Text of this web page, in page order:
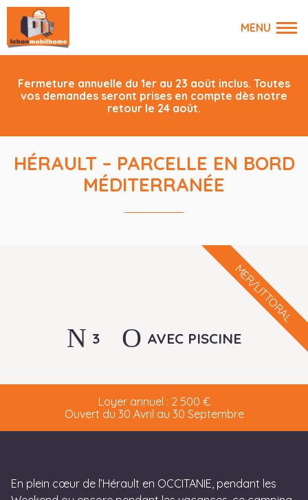
Fermeture annuelle du 1er au 23 août inclus. Toutes
vos demandes seront prises en compte dès notre
retour le 24 août.
HÉRAULT – PARCELLE EN BORD
MÉDITERRANÉE
MER/LITTORAL
3 AVEC PISCINE
Loyer annuel : 2 500 €
Ouvert du 30 Avril au 30 Septembre
En plein cœur de l’Hérault en OCCITANIE, pendant les